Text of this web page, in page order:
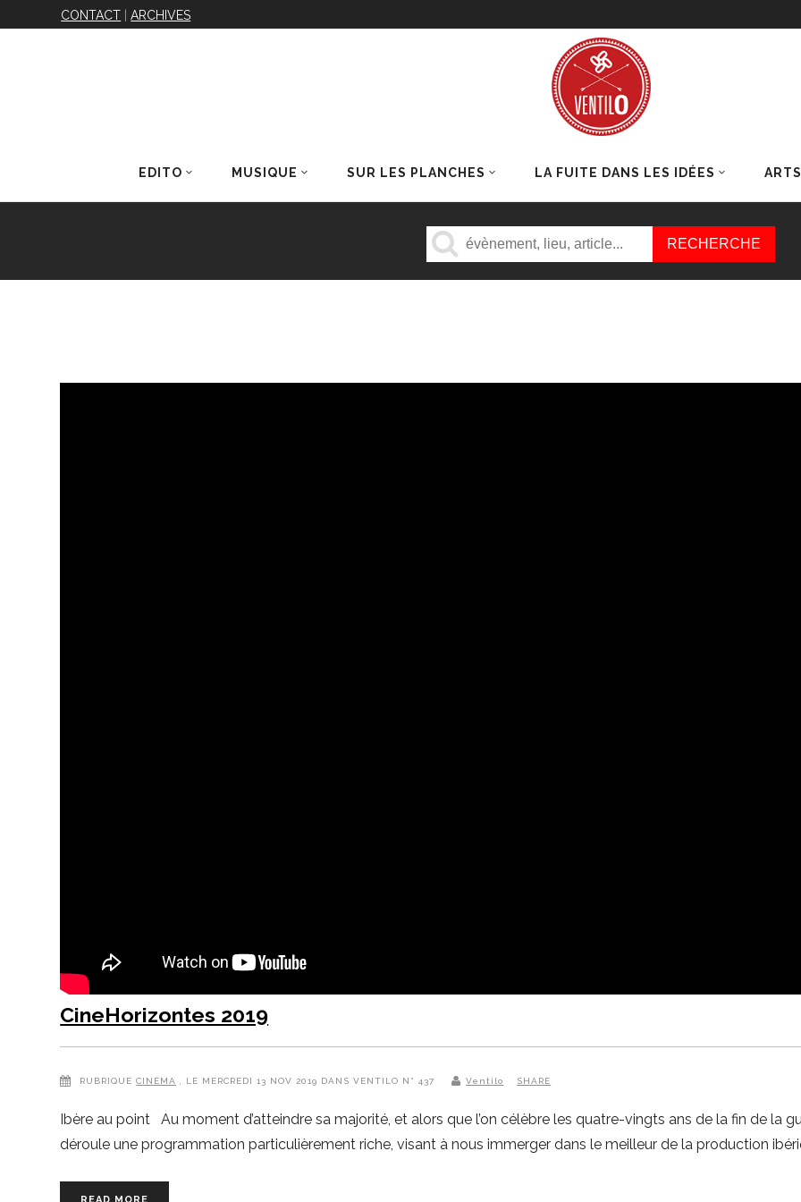
CONTACT |ARCHIVES
EDITO MUSIQUE SUR LES PLANCHES LA FUITE DANS LES IDÉES ARTS
CineHorizontes 2019
RUBRIQUE CINÉMA , LE MERCREDI 13 NOV 2019 DANS VENTILO N° 437 Ventilo SHARE
Ibère au point Au moment d’atteindre sa majorité, et alors que l’on célèbre les quatre-vingts ans de la fin de la
déroule une programmation particulièrement riche, visant à nous immerger dans le meilleur de la production